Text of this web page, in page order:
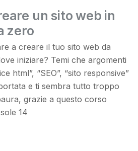
un sito web in
zero
a creare il tuo sito web da
iniziare? Temi che argomenti
html”, “SEO”, “sito responsive”
e ti sembra tutto troppo
grazie a questo corso
14